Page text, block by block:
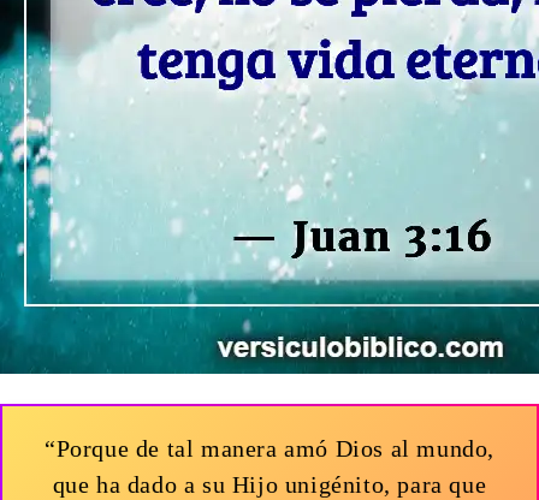
“Porque de tal manera amó Dios al mundo,
que ha dado a su Hijo unigénito, para que